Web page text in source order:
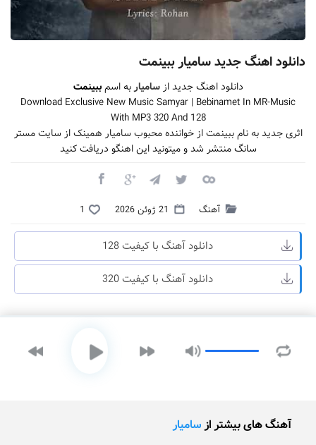
دانلود اهنگ جدید سامیار ببینمت
دانلود اهنگ جدید ازسامیاربه اسمببینمت
Download Exclusive New Music Samyar | Bebinamet In MR-Music
With MP3 320 And 128
اثری جدید به نام ببینمت از خواننده محبوب سامیار همینک از سایت مستر
سانگ منتشر شد و میتونید این اهنگو دریافت کنید
آهنگ 21 ژوئن 2026 1
دانلود آهنگ با کیفیت 128
دانلود آهنگ با کیفیت 320
آهنگ های بیشتر ازسامیار